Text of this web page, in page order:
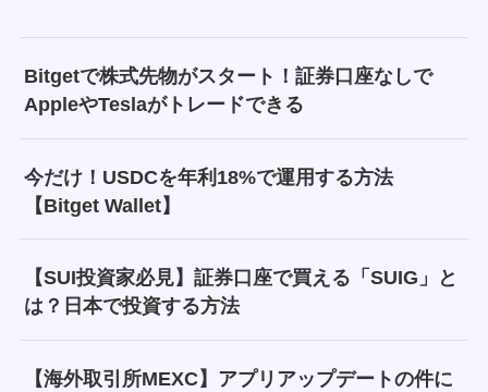
Bitgetで株式先物がスタート！証券口座なしで
AppleやTeslaがトレードできる
今だけ！USDCを年利18%で運用する方法
【Bitget Wallet】
【SUI投資家必見】証券口座で買える「SUIG」と
は？日本で投資する方法
【海外取引所MEXC】アプリアップデートの件に